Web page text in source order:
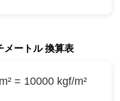
メートル 換算表
= 10000 kgf/m²